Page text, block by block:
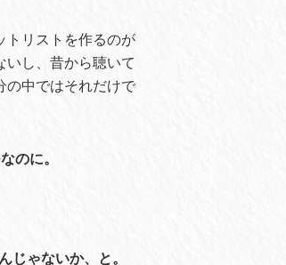
トリストを作るのが
いし、昔から聴いて
の中ではそれだけで
のに。
じゃないか、と。